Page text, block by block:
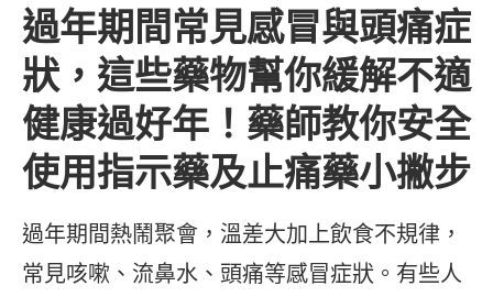
過年期間常見感冒與頭痛症
狀，這些藥物幫你緩解不適
健康過好年！藥師教你安全
使用指示藥及止痛藥小撇步
過年期間熱鬧聚會，溫差大加上飲食不規律，
常見咳嗽、流鼻水、頭痛等感冒症狀。有些人